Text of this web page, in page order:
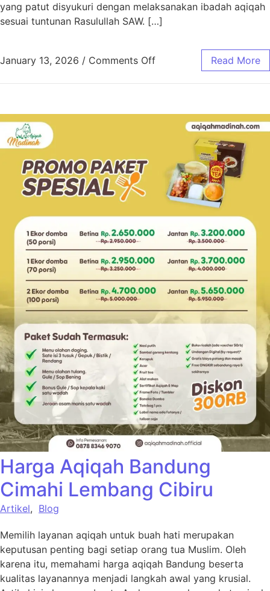
yang patut disyukuri dengan melaksanakan ibadah aqiqah
sesuai tuntunan Rasulullah SAW. […]
January 13, 2026 / Comments Off Read More
Harga Aqiqah Bandung
Cimahi Lembang Cibiru
Artikel, Blog
Memilih layanan aqiqah untuk buah hati merupakan
keputusan penting bagi setiap orang tua Muslim. Oleh
karena itu, memahami harga aqiqah Bandung beserta
kualitas layanannya menjadi langkah awal yang krusial.